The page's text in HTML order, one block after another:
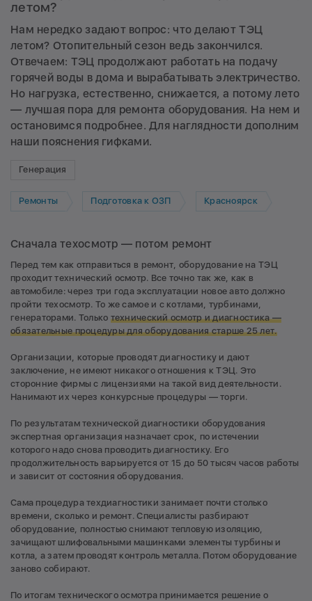
летом?
Нам нередко задают вопрос: что делают ТЭЦ
летом? Отопительный сезон ведь закончился.
Отвечаем: ТЭЦ продолжают работать на подачу
горячей воды в дома и вырабатывать электричество.
Но нагрузка, естественно, снижается, а потому лето
— лучшая пора для ремонта оборудования. На нем и
остановимся подробнее. Для наглядности дополним
наши пояснения гифками.
Генерация
Ремонты Подготовка к ОЗП Красноярск
Сначала техосмотр — потом ремонт
Перед тем как отправиться в ремонт, оборудование на ТЭЦ
проходит технический осмотр. Все точно так же, как в
автомобиле: через три года эксплуатации новое авто должно
пройти техосмотр. То же самое и с котлами, турбинами,
генераторами. Только технический осмотр и диагностика —
обязательные процедуры для оборудования старше 25 лет.
Организации, которые проводят диагностику и дают
заключение, не имеют никакого отношения к ТЭЦ. Это
сторонние фирмы с лицензиями на такой вид деятельности.
Нанимают их через конкурсные процедуры — торги.
По результатам технической диагностики оборудования
экспертная организация назначает срок, по истечении
которого надо снова проводить диагностику. Его
продолжительность варьируется от 15 до 50 тысяч часов работы
и зависит от состояния оборудования.
Сама процедура техдиагностики занимает почти столько
времени, сколько и ремонт. Специалисты разбирают
оборудование, полностью снимают тепловую изоляцию,
зачищают шлифовальными машинками элементы турбины и
котла, а затем проводят контроль металла. Потом оборудование
заново собирают.
По итогам технического осмотра принимается решение о